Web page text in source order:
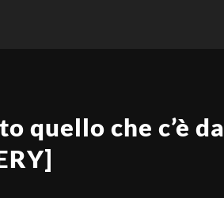
quello che c’è da